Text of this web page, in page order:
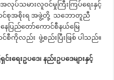
လုပ်သမားလူဝင်မှုကြီးကြပ်ရေးနှင့်
ာင်စုအစိုးရ အဖွဲ့တို့ သဘောတူညီ
ေပြည်တော်ကောင်စီနယ်မြေ
စီကိုလည်း ဖွဲ့စည်းပြီးဖြစ် ပါသည်။
းရေးဥပဒေ၊ နည်းဥပဒေများနှင့်